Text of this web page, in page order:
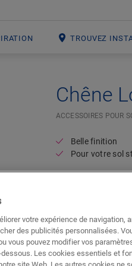
TROUVEZ
Chêne
ACCESSOIRES POUR
Belle finition
Pour votre sol
votre expérience de navigation,
des publicités personnalisées.
vous pouvez modifier vos
Les cookies essentiels et